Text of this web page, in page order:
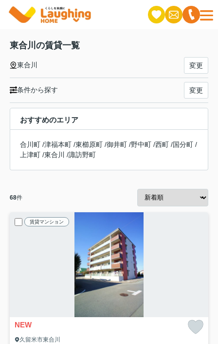
東合川の賃貸一覧
東合川 変更
条件から探す 変更
おすすめのエリア
合川町 /津福本町 /東櫛原町 /御井町 /野中町 /西町 /国分町 /
上津町 /東合川 /諏訪野町
68件
賃貸マンション
NEW
久留米市東合川